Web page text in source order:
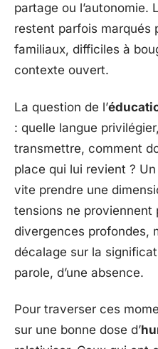
partage ou l’autonomie.
restent parfois marqués
familiaux, difficiles à
contexte ouvert.
La question de l’
: quelle langue
transmettre, comment
place qui lui revient ?
vite prendre une
tensions ne proviennent
divergences profondes,
décalage sur la
parole, d’une absence.
Pour traverser ces
sur une bonne dose d’